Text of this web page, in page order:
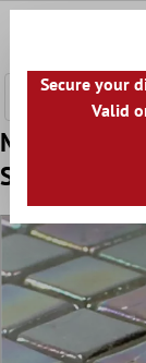
Model din
Sidef
Secure your
Valid